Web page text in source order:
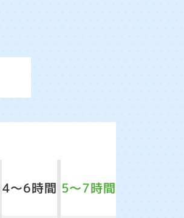
4～6時間 5～7時間